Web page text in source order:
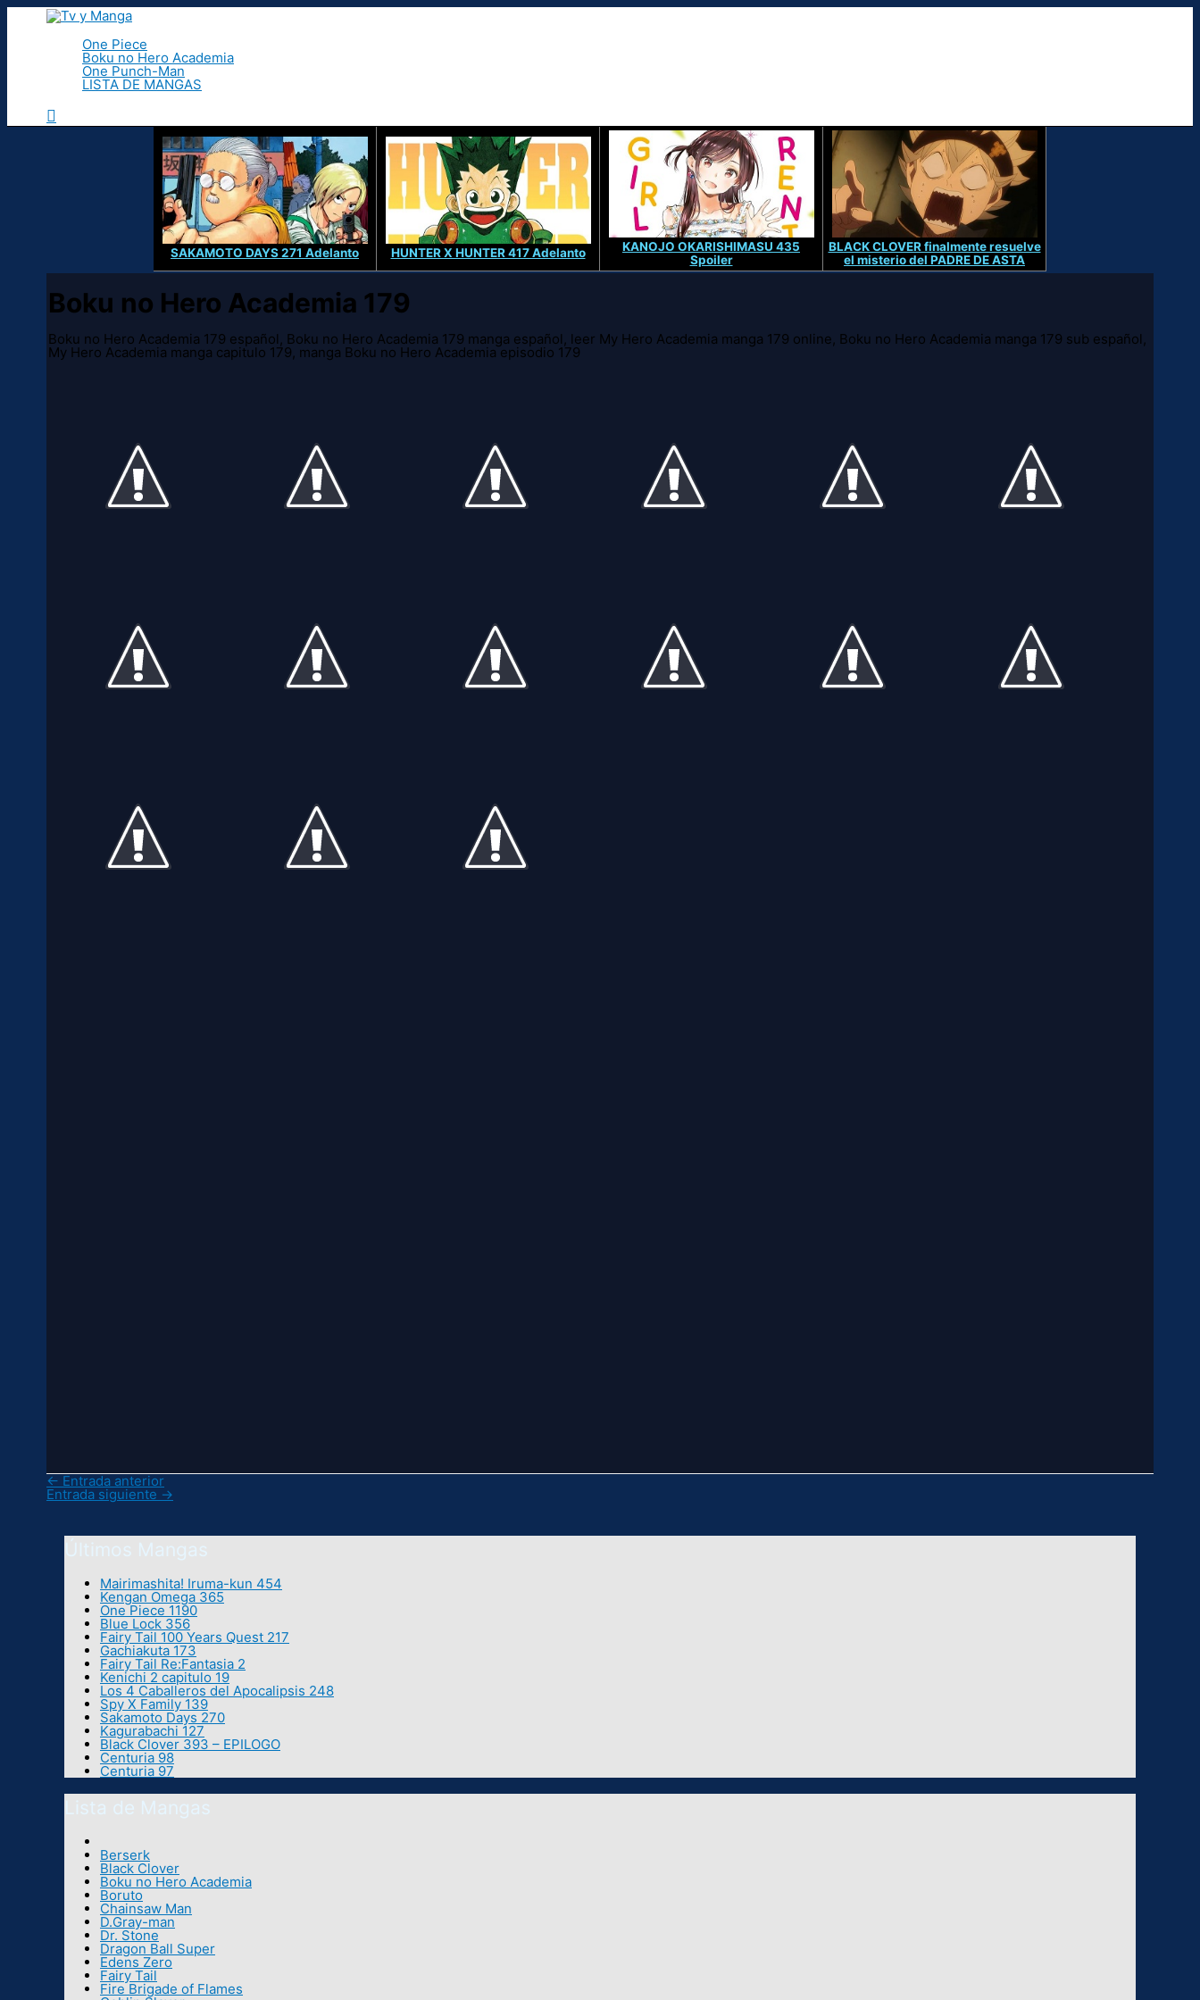
Ir
One Piece
Boku no Hero Academia
One Punch-Man
LISTA DE MANGAS
Buscar
SAKAMOTO DAYS 271 Adelanto HUNTER X HUNTER 417 Adelanto
KANOJO OKARISHIMASU 435
Spoiler
BLACK CLOVER finalmente resuelve
el misterio del PADRE DE ASTA
Boku no Hero Academia 179
Boku no Hero Academia 179 español, Boku no Hero Academia 179 manga español, leer My Hero Academia manga 179 online, Boku no Hero Academia manga 179 sub español,
My Hero Academia manga capitulo 179, manga Boku no Hero Academia episodio 179
← Entrada anterior
Entrada siguiente →
Últimos Mangas
Mairimashita! Iruma-kun 454
Kengan Omega 365
One Piece 1190
Blue Lock 356
Fairy Tail 100 Years Quest 217
Gachiakuta 173
Fairy Tail Re:Fantasia 2
Kenichi 2 capitulo 19
Los 4 Caballeros del Apocalipsis 248
Spy X Family 139
Sakamoto Days 270
Kagurabachi 127
Black Clover 393 – EPILOGO
Centuria 98
Centuria 97
Lista de Mangas
Berserk
Black Clover
Boku no Hero Academia
Boruto
Chainsaw Man
D.Gray-man
Dr. Stone
Dragon Ball Super
Edens Zero
Fairy Tail
Fire Brigade of Flames